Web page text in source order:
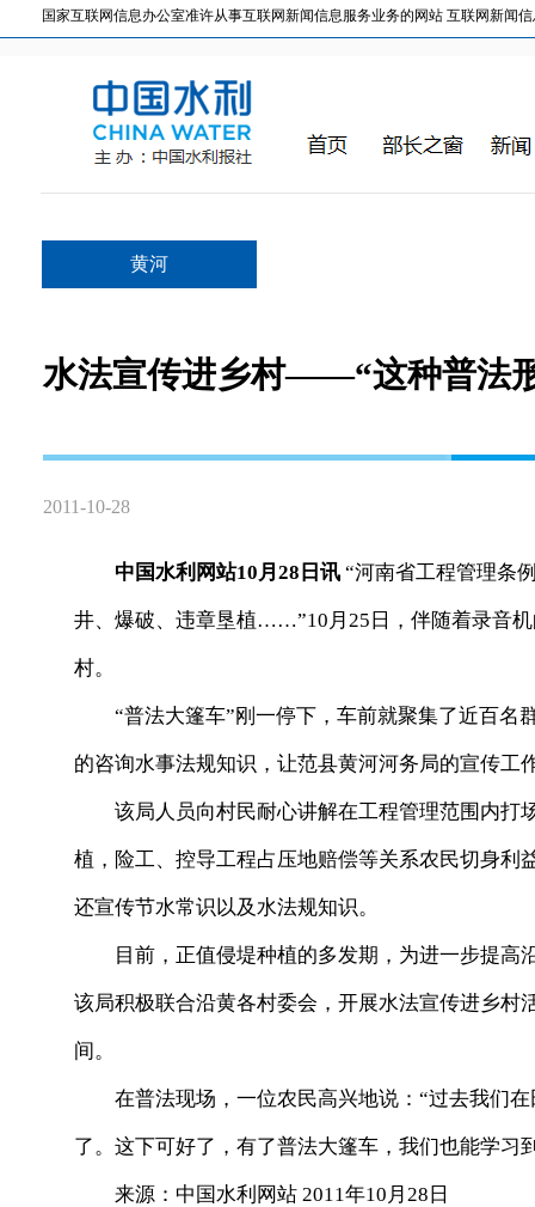
国家互联网信息办公室准许从事互联网新闻信息服务业务的网站 互联网新闻信
黄河
水法宣传进乡村——“这种普法
2011-10-28
中国水利网站10月28日讯 “河南省工程管理条
井、爆破、违章垦植……”10月25日，伴随着录音
村。
“普法大篷车”刚一停下，车前就聚集了近百名
的咨询水事法规知识，让范县黄河河务局的宣传工
该局人员向村民耐心讲解在工程管理范围内打
植，险工、控导工程占压地赔偿等关系农民切身
还宣传节水常识以及水法规知识。
目前，正值侵堤种植的多发期，为进一步提高
该局积极联合沿黄各村委会，开展水法宣传进乡
间。
在普法现场，一位农民高兴地说：“过去我们在
了。这下可好了，有了普法大篷车，我们也能学习
来源：中国水利网站 2011年10月28日